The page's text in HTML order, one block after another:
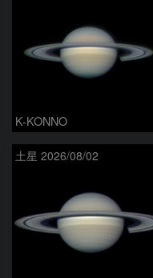
K-KONNO
土星 2026/08/02